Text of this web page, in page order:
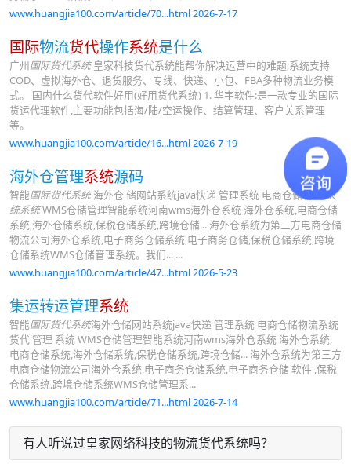
www.huangjia100.com/article/70...html 2026-7-17
国际物流货代操作系统是什么
广州国际货代系统皇家科技货代系统能帮你解决运营中的难题,系统支持
COD、虚拟海外仓、退货服务、专线、快递、小包、FBA多种物流业务模
式。 国内什么货代软件好用(好用货代系统) 1. 华宇软件:是一款专业的国际
货运代理软件,主要功能包括海/陆/空运操作、结算管理、客户关系管理
等。
www.huangjia100.com/article/16...html 2026-7-19
海外仓管理系统源码
智能国际货代系统海外仓 储网站系统java快递 管理系统 电商仓储物流 系
统系统WMS仓储管理智能系统河南wms海外仓系统 海外仓系统,电商仓储
系统,海外仓储系统,保税仓储系统,跨境仓储... 海外仓系统为第三方电商仓储
物流公司海外仓系统,电子商务仓储系统,电子商务仓储,保税仓储系统,跨境
仓储系统WMS仓储管理系统。我们... ...
www.huangjia100.com/article/47...html 2026-5-23
集运转运管理系统
智能国际货代系统海外仓储网站系统java快递 管理系统 电商仓储物流系统
货代 管理 系统 WMS仓储管理智能系统河南wms海外仓系统 海外仓系统,
电商仓储系统,海外仓储系统,保税仓储系统,跨境仓储... 海外仓系统为第三方
电商仓储物流公司海外仓系统,电子商务仓储系统,电子商务仓储 软件 ,保税
仓储系统,跨境仓储系统WMS仓储管理系...
www.huangjia100.com/article/71...html 2026-7-14
有人听说过皇家网络科技的物流货代系统吗？